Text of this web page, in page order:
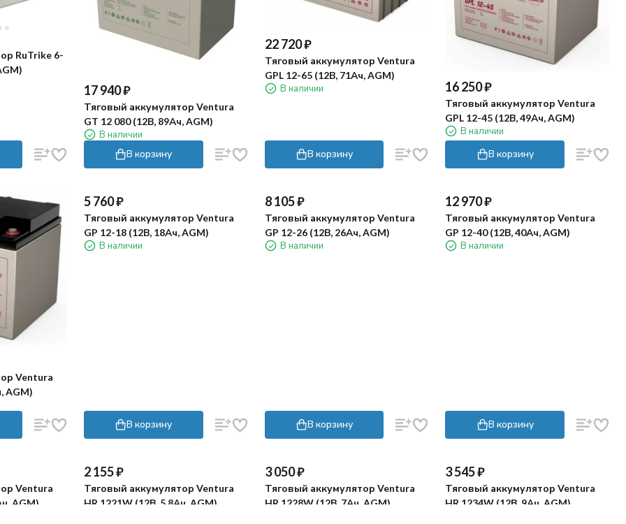
RuTrike 6-
17 940₽
Тяговый аккумулятор Ventura
GT 12 080 (12В, 89Ач, AGM)
В наличии
В корзину
22 720₽
Тяговый аккумулятор Ventura
GPL 12-65 (12В, 71Ач, AGM)
В наличии
В корзину
16 250₽
Тяговый аккумулятор Ventura
GPL 12-45 (12В, 49Ач, AGM)
В наличии
В корзину
Ventura
AGM)
В наличии
В корзину В корзину В корзину